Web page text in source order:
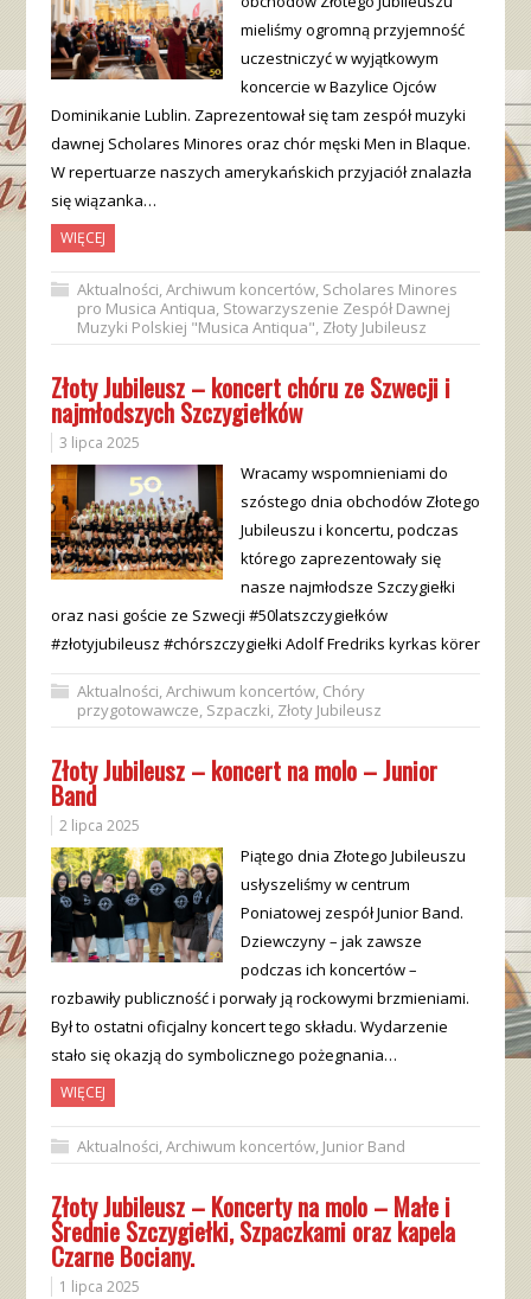
mieliśmy ogromną przyjemność
uczestniczyć w wyjątkowym
koncercie w Bazylice Ojców
Dominikanie Lublin. Zaprezentował się tam zespół muzyki
dawnej Scholares Minores oraz chór męski Men in Blaque.
W repertuarze naszych amerykańskich przyjaciół znalazła
się wiązanka…
WIĘCEJ
Aktualności,Archiwum koncertów, Scholares Minores
pro Musica Antiqua, Stowarzyszenie Zespół Dawnej
Muzyki Polskiej "Musica Antiqua", Złoty Jubileusz
Złoty Jubileusz – koncert chóru ze Szwecji i
najmłodszych Szczygiełków
3 lipca 2025
Wracamy wspomnieniami do
szóstego dnia obchodów Złotego
Jubileuszu i koncertu, podczas
którego zaprezentowały się
nasze najmłodsze Szczygiełki
oraz nasi goście ze Szwecji #50latszczygiełków
#złotyjubileusz #chórszczygiełki Adolf Fredriks kyrkas körer
Aktualności,Archiwum koncertów, Chóry
przygotowawcze, Szpaczki, Złoty Jubileusz
Złoty Jubileusz – koncert na molo – Junior
Band
2 lipca 2025
Piątego dnia Złotego Jubileuszu
usłyszeliśmy w centrum
Poniatowej zespół Junior Band.
Dziewczyny – jak zawsze
podczas ich koncertów –
rozbawiły publiczność i porwały ją rockowymi brzmieniami.
Był to ostatni oficjalny koncert tego składu. Wydarzenie
stało się okazją do symbolicznego pożegnania…
WIĘCEJ
Aktualności,Archiwum koncertów, Junior Band
Złoty Jubileusz – Koncerty na molo – Małe i
Średnie Szczygiełki, Szpaczkami oraz kapela
Czarne Bociany.
1 lipca 2025